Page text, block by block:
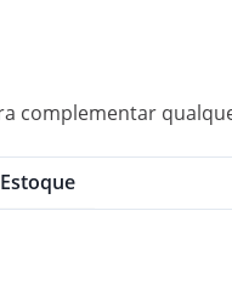
complementar